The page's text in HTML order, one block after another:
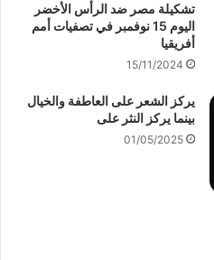
تشكيلة مصر ضد الرأس الأخضر
اليوم 15 نوفمبر في تصفيات أمم
أفريقيا
15/11/2024
يركز الشعر على العاطفة والخيال
بينما يركز النثر على
01/05/2025